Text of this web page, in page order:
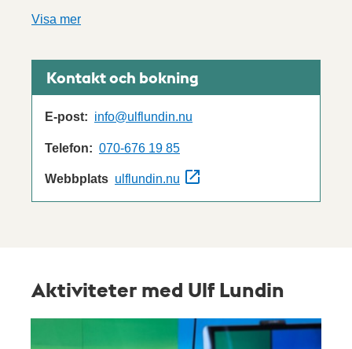
Visa mer
Kontakt och bokning
E-post: info@ulflundin.nu
Telefon: 070-676 19 85
Webbplats ulflundin.nu
Aktiviteter med Ulf Lundin